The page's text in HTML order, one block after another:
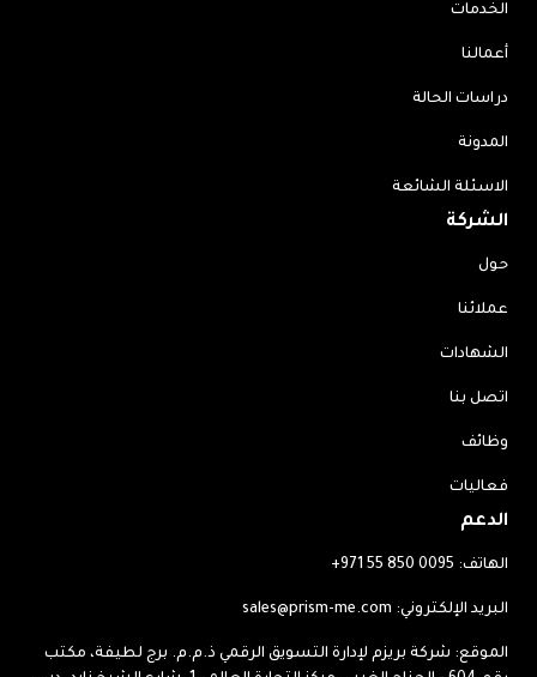
الخدمات
أعمالنا
دراسات الحالة
المدونة
الاسئلة الشائعة
الشركة
حول
عملائنا
الشهادات
اتصل بنا
وظائف
فعاليات
الدعم
الهاتف: +971 55 850 0095
البريد الإلكتروني: sales@prism-me.com
الموقع: شركة بريزم لإدارة التسويق الرقمي ذ.م.م. برج لطيفة، مكتب